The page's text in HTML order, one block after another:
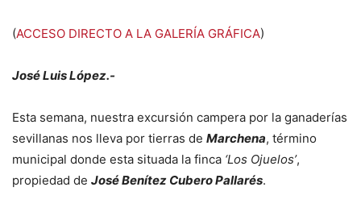
(ACCESO DIRECTO A LA GALERÍA GRÁFICA)
José Luis López.-
Esta semana, nuestra excursión campera por la ganaderías
sevillanas nos lleva por tierras de Marchena, término
municipal donde esta situada la finca ‘Los Ojuelos’,
propiedad de José Benítez Cubero Pallarés.